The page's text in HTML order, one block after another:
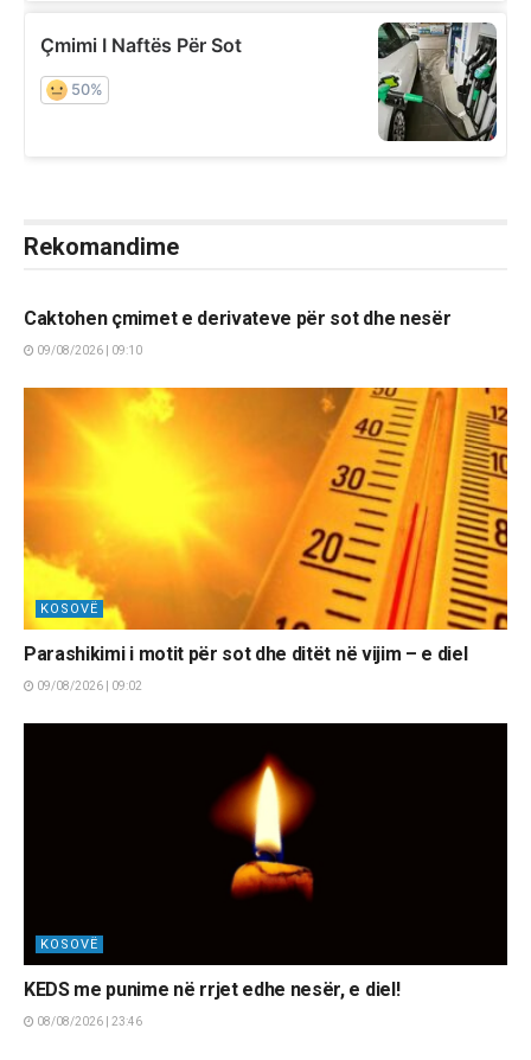
Rekomandime
Caktohen çmimet e derivateve për sot dhe nesër
09/08/2026 | 09:10
KOSOVË
Parashikimi i motit për sot dhe ditët në vijim – e diel
09/08/2026 | 09:02
KOSOVË
KEDS me punime në rrjet edhe nesër, e diel!
08/08/2026 | 23:46